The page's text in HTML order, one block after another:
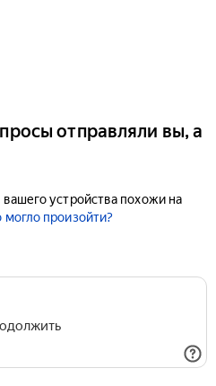
отправляли вы, а
устройства похожи на
могло произойти?